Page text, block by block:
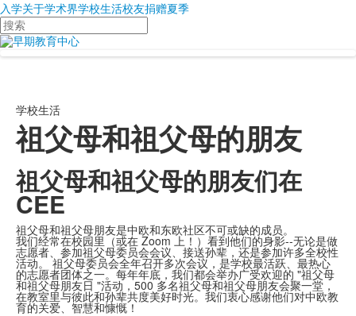
入学关于学术界学校生活校友捐赠夏季
搜
索
学校生活
祖父母和祖父母的朋友
祖父母和祖父母的朋友们在
CEE
祖父母和祖父母朋友是中欧和东欧社区不可或缺的成员。
我们经常在校园里（或在 Zoom 上！）看到他们的身影--无论是做
志愿者、参加祖父母委员会会议、接送孙辈，还是参加许多全校性
活动。祖父母委员会全年召开多次会议，是学校最活跃、最热心
的志愿者团体之一。每年年底，我们都会举办广受欢迎的 "祖父母
和祖父母朋友日 "活动，500 多名祖父母和祖父母朋友会聚一堂，
在教室里与彼此和孙辈共度美好时光。我们衷心感谢他们对中欧教
育的关爱、智慧和慷慨！